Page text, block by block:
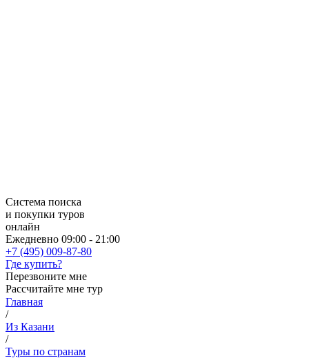
Система поиска
и покупки туров
онлайн
Ежедневно 09:00 - 21:00
+7 (495) 009-87-80
Где купить?
Перезвоните мне
Рассчитайте мне тур
Главная
/
Из Казани
/
Туры по странам